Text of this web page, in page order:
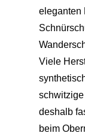
eleganten
Viele
deshalb
beim